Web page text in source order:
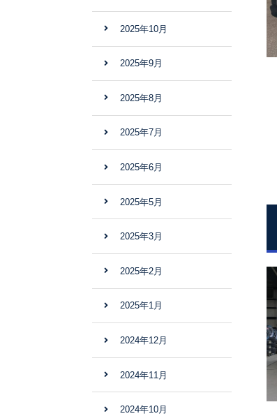
2025年10月
2025年9月
2025年8月
2025年7月
2025年6月
2025年5月
2025年3月
2025年2月
2025年1月
2024年12月
2024年11月
2024年10月